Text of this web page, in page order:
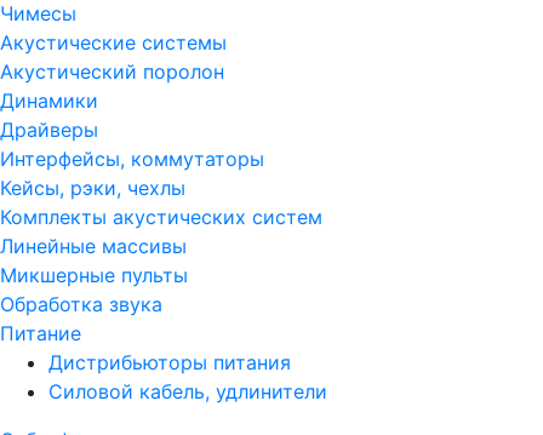
Чимесы
Акустические системы
Акустический поролон
Динамики
Драйверы
Интерфейсы, коммутаторы
Кейсы, рэки, чехлы
Комплекты акустических систем
Линейные массивы
Микшерные пульты
Обработка звука
Питание
Дистрибьюторы питания
Силовой кабель, удлинители